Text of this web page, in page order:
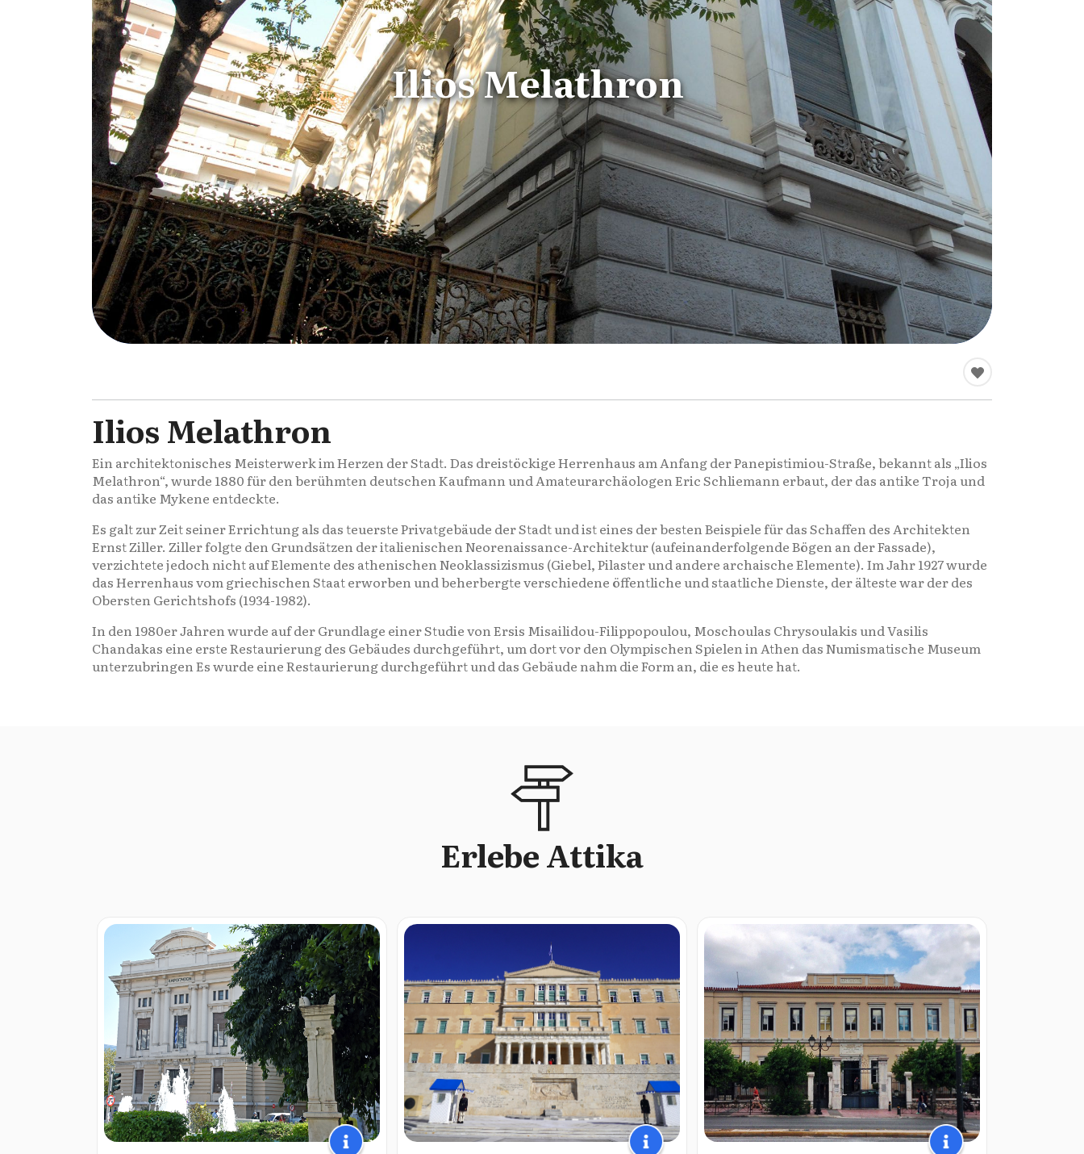
Ilios Melathron
Ilios Melathron
Ein architektonisches Meisterwerk im Herzen der Stadt. Das dreistöckige Herrenhaus am Anfang der Panepistimiou-Straße, bekannt als „Ilios
Melathron“, wurde 1880 für den berühmten deutschen Kaufmann und Amateurarchäologen Eric Schliemann erbaut, der das antike Troja und
das antike Mykene entdeckte.
Es galt zur Zeit seiner Errichtung als das teuerste Privatgebäude der Stadt und ist eines der besten Beispiele für das Schaffen des Architekten
Ernst Ziller. Ziller folgte den Grundsätzen der italienischen Neorenaissance-Architektur (aufeinanderfolgende Bögen an der Fassade),
verzichtete jedoch nicht auf Elemente des athenischen Neoklassizismus (Giebel, Pilaster und andere archaische Elemente). Im Jahr 1927 wurde
das Herrenhaus vom griechischen Staat erworben und beherbergte verschiedene öffentliche und staatliche Dienste, der älteste war der des
Obersten Gerichtshofs (1934-1982).
In den 1980er Jahren wurde auf der Grundlage einer Studie von Ersis Misailidou-Filippopoulou, Moschoulas Chrysoulakis und Vasilis
Chandakas eine erste Restaurierung des Gebäudes durchgeführt, um dort vor den Olympischen Spielen in Athen das Numismatische Museum
unterzubringen Es wurde eine Restaurierung durchgeführt und das Gebäude nahm die Form an, die es heute hat.
Erlebe Attika